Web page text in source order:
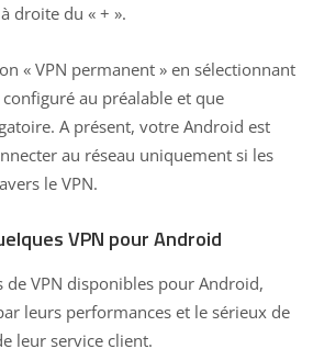
droite du « + ».
« VPN permanent » en sélectionnant
configuré au préalable et que
A présent, votre Android est
au réseau uniquement si les
le VPN.
VPN pour Android
de VPN disponibles pour Android,
leurs performances et le sérieux de
leur service client.